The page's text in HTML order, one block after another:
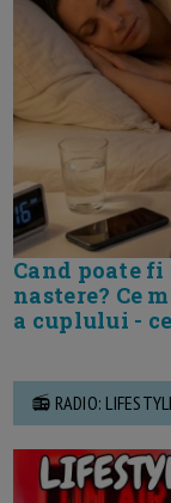
Cand poate
nastere? Ce
a cuplului -
📻 RADIO: